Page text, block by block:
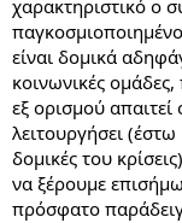
χαρακτηριστικό ο
είναι δομικά
κοινωνικές ομάδες,
εξ ορισμού
λειτουργήσει
δομικές του
να ξέρουμε
πρόσφατο